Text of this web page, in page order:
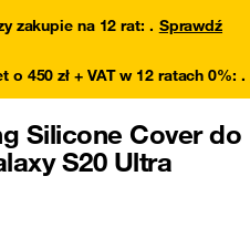
zakupie na 12 rat: . Sprawdź
450 zł + VAT w 12 ratach 0%: .
Silicone Cover do
S20 Ultra